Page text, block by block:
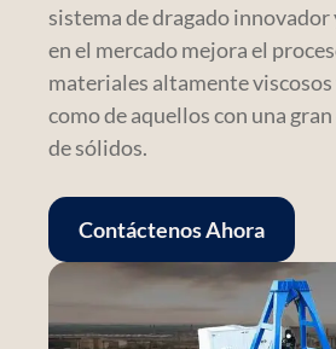
sistema de dragado innovador
en el mercado mejora el
materiales altamente viscosos
como de aquellos con una
de sólidos.
Contáctenos Ahora